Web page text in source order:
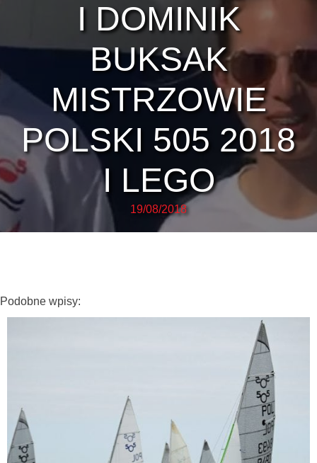
I DOMINIK
BUKSAK
MISTRZOWIE
POLSKI 505 2018
I LEGO
19/08/2018
Podobne wpisy: